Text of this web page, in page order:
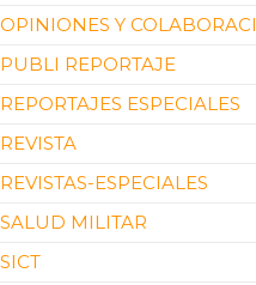
OPINIONES Y
PUBLI REPORTAJE
REPORTAJES ESPECIALES
REVISTA
REVISTAS-ESPECIALES
SALUD MILITAR
SICT